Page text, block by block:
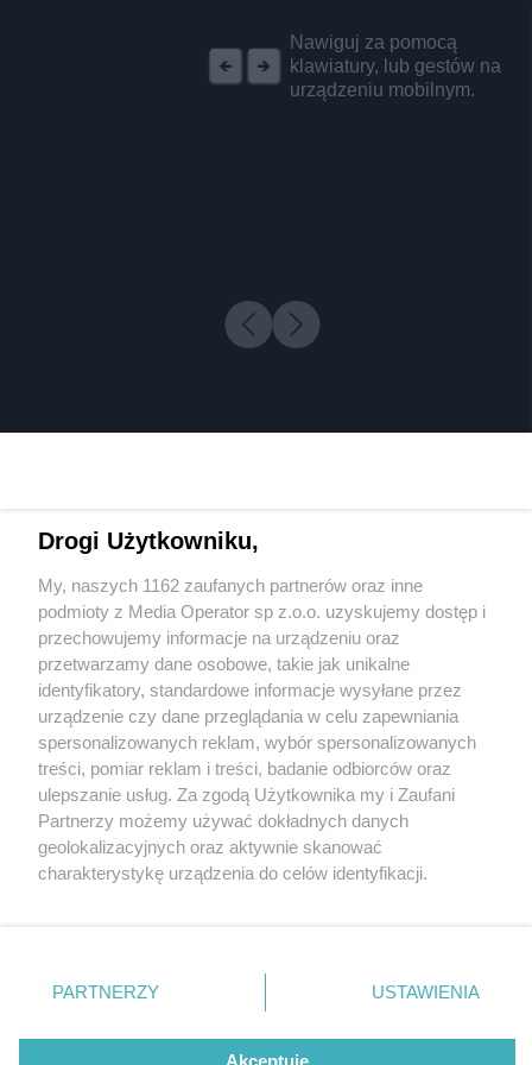
Nawiguj za pomocą
klawiatury, lub gestów na
urządzeniu mobilnym.
1 / 0
Wydawca mediów lokalnych
Nie zapomnij
zapoznać się z:
polityką prywatności regulamin korzystania z portali
Twojemiasto
Piekary Śląskie
Chorzów
Tarnowskie Góry
Gliwice
Skontakuj sięz nami
Kontakt
Wydawca
Redakcja
Drogi Użytkowniku,
My, naszych 1162 zaufanych partnerów oraz inne
podmioty z Media Operator sp z.o.o. uzyskujemy dostęp i
przechowujemy informacje na urządzeniu oraz
przetwarzamy dane osobowe, takie jak unikalne
identyfikatory, standardowe informacje wysyłane przez
urządzenie czy dane przeglądania w celu zapewniania
spersonalizowanych reklam, wybór spersonalizowanych
treści, pomiar reklam i treści, badanie odbiorców oraz
ulepszanie usług. Za zgodą Użytkownika my i Zaufani
Partnerzy możemy używać dokładnych danych
geolokalizacyjnych oraz aktywnie skanować
charakterystykę urządzenia do celów identyfikacji.
zmienić/wycofać klikając przycisk ustawień prywatności
znajdujący się w lewym dolnym rogu strony
rodzaje przetwarzania danych nie wymagają zgody
użytkownika, ale masz prawo sprzeciwić się takiemu
PARTNERZY USTAWIENIA
Akceptuję